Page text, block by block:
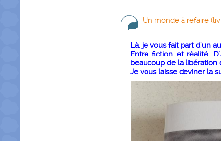
Un monde à refaire
Là, je vous fait part d'un
Entre fiction et réalité.
beaucoup de la libération
Je vous laisse deviner la